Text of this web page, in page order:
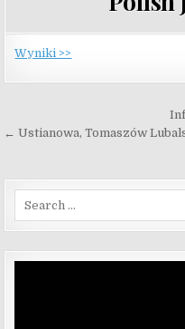
Wyniki >>
Nawigacja
← Ustianowa, Tomaszów
Search for: